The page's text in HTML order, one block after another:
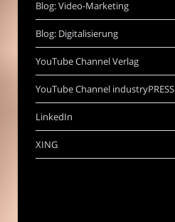
Blog: Video-Marketing
Blog: Digitalisierung
YouTube Channel Verlag
YouTube Channel industryPRESS
LinkedIn
XING